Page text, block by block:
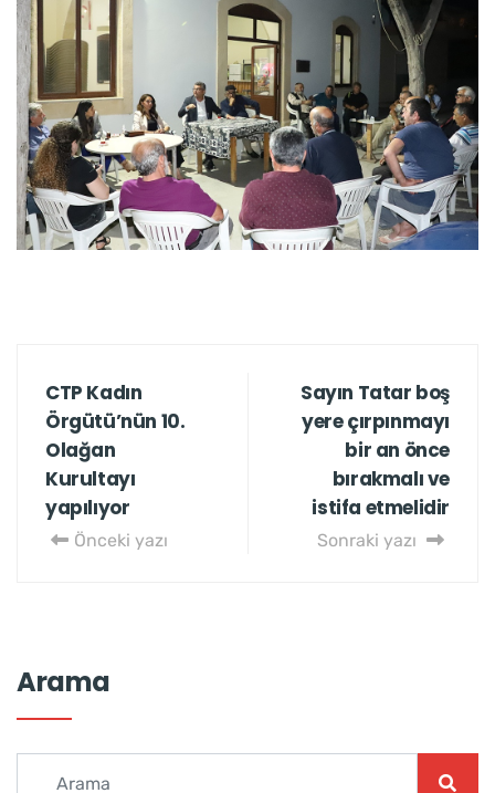
CTP Kadın
Örgütü’nün 10.
Olağan
Kurultayı
yapılıyor
Önceki yazı
Sayın Tatar boş
yere çırpınmayı
bir an önce
bırakmalı ve
istifa etmelidir
Sonraki yazı
Arama